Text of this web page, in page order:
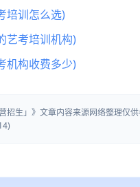
培训怎么选)
艺考培训机构)
机构收费多少)
招生」》文章内容来源网络整理仅